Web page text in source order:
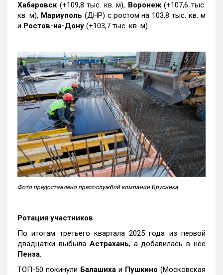
Хабаровск (+109,8 тыс. кв. м), Воронеж(+107,6 тыс.
кв. м), Мариуполь (ДНР) с ростом на 103,8 тыс. кв. м
и Ростов-на-Дону (+103,7 тыс. кв. м).
Фото предоставлено пресс-службой компании Брусника
Ротация участников
По итогам третьего квартала 2025 года из первой
двадцатки выбыла Астрахань, а добавилась в нее
Пенза.
ТОП-50 покинули Балашиха и Пушкино (Московская